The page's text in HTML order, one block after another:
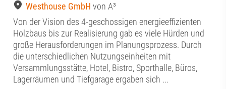
Westhouse GmbH von A³
Von der Vision des 4-geschossigen energieeffizienten
Holzbaus bis zur Realisierung gab es viele Hürden und
große Herausforderungen im Planungsprozess. Durch
die unterschiedlichen Nutzungseinheiten mit
Versammlungsstätte, Hotel, Bistro, Sporthalle, Büros,
Lagerräumen und Tiefgarage ergaben sich ...